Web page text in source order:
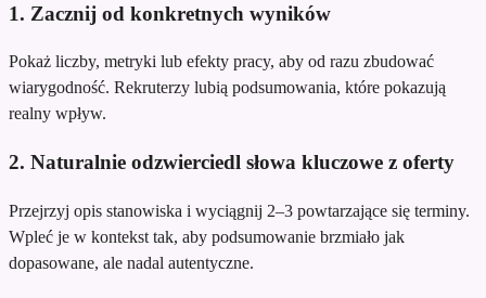
1. Zacznij od konkretnych wyników
Pokaż liczby, metryki lub efekty pracy, aby od razu zbudować
wiarygodność. Rekruterzy lubią podsumowania, które pokazują
realny wpływ.
2. Naturalnie odzwierciedl słowa kluczowe z oferty
Przejrzyj opis stanowiska i wyciągnij 2–3 powtarzające się terminy.
Wpleć je w kontekst tak, aby podsumowanie brzmiało jak
dopasowane, ale nadal autentyczne.